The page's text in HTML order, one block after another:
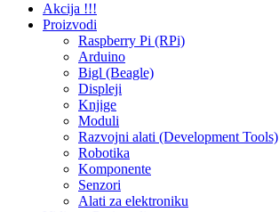
Akcija !!!
Proizvodi
Raspberry Pi (RPi)
Arduino
Bigl (Beagle)
Displеji
Knjige
Moduli
Razvojni alati (Development Tools)
Robotika
Komponente
Senzori
Alati za elektroniku